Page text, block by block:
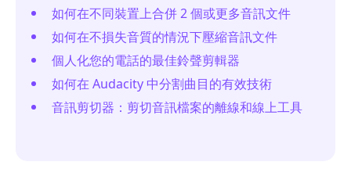
如何在不同裝置上合併 2 個或更多音訊文件
如何在不損失音質的情況下壓縮音訊文件
個人化您的電話的最佳鈴聲剪輯器
如何在 Audacity 中分割曲目的有效技術
音訊剪切器：剪切音訊檔案的離線和線上工具